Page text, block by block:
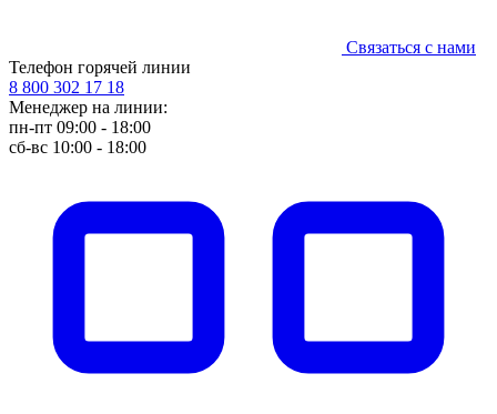
Связаться с нами
Телефон горячей линии
8 800 302 17 18
Менеджер на линии:
пн-пт 09:00 - 18:00
сб-вс 10:00 - 18:00